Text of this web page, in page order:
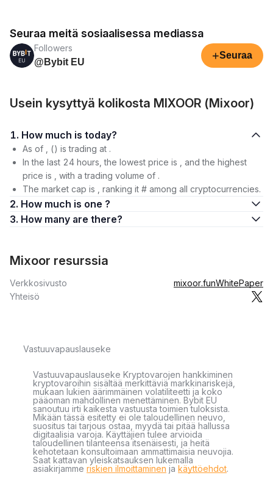
Seuraa meitä sosiaalisessa mediassa
Followers
@Bybit EU
+Seuraa
Usein kysyttyä kolikosta MIXOOR (Mixoor)
1. How much is today?
As of , () is trading at .
In the last 24 hours, the lowest price is , and the highest
price is , with a trading volume of .
The market cap is , ranking it # among all cryptocurrencies.
2. How much is one ?
3. How many are there?
Mixoor resurssia
Verkkosivusto mixoor.funWhitePaper
Yhteisö
Vastuuvapauslauseke
Vastuuvapauslauseke Kryptovarojen hankkiminen
kryptovaroihin sisältää merkittäviä markkinariskejä,
mukaan lukien äärimmäinen volatiliteetti ja koko
pääoman mahdollinen menettäminen. Bybit EU
sanoutuu irti kaikesta vastuusta toimien tuloksista.
Mikään tässä esitetty ei ole taloudellinen neuvo,
suositus tai tarjous ostaa, myydä tai pitää hallussa
digitaalisia varoja. Käyttäjien tulee arvioida
taloudellinen tilanteensa itsenäisesti, ja heitä
kehotetaan konsultoimaan ammattimaisia neuvojia.
Saat kattavan yleiskatsauksen lukemalla
asiakirjamme riskien ilmoittaminen ja käyttöehdot.